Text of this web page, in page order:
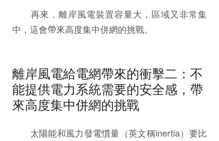
再來，離岸風電裝置容量大，區域又非常集
中，這會帶來高度集中併網的挑戰。
離岸風電給電網帶來的衝擊二：不
能提供電力系統需要的安全感，帶
來高度集中併網的挑戰
太陽能和風力發電慣量（英文稱inertia）要比